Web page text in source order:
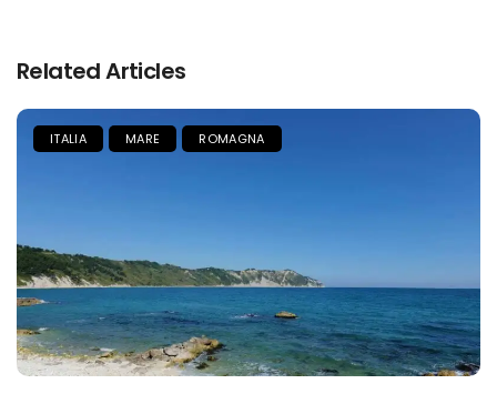
Related Articles
ITALIA MARE ROMAGNA